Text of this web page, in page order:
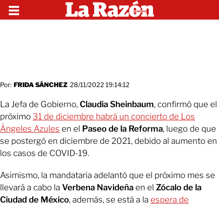
Por: FRIDA SÁNCHEZ 28/11/2022 19:14:12
La Jefa de Gobierno, Claudia Sheinbaum, confirmó que el
próximo 31 de diciembre habrá un concierto de Los
Ángeles Azules en el Paseo de la Reforma, luego de que
se postergó en diciembre de 2021, debido al aumento en
los casos de COVID-19.
Asimismo, la mandataria adelantó que el próximo mes se
llevará a cabo la Verbena Navideña en el Zócalo de la
Ciudad de México, además, se está a la espera de